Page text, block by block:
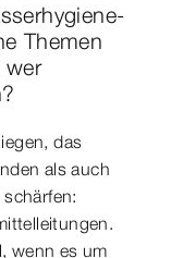
Themen
wer
das
als auch
wenn es um